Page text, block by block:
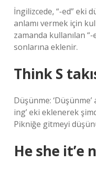
İngilizcede, “-ed” eki
anlamı vermek için
zamanda kullanılan
sonlarına eklenir.
Think S
Düşünme: ‘Düşünme’
ing’ eki eklenerek
Pikniğe gitmeyi
He she it’e